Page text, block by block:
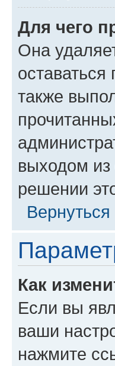
Для чего
Она
также
выходом
решении
Как
Если вы
ваши
нажмите